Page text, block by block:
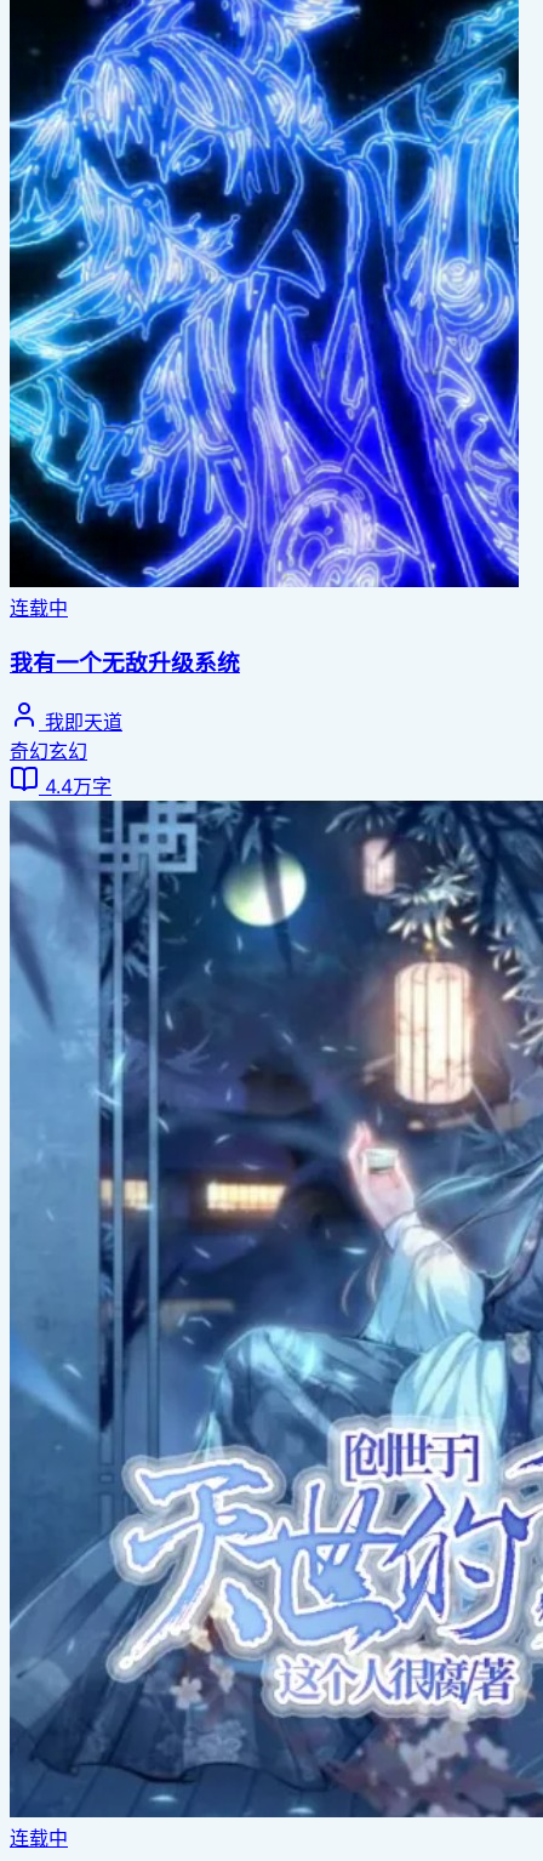
连载中
我有一个无敌升级系统
我即天道
奇幻玄幻
4.4万字
连载中